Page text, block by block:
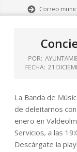
Correo
POR:
FECHA: 21
La Banda de
de deleitarnos
enero en
Servicios, a las
Descárgate la